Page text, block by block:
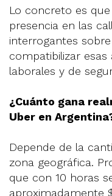
Lo concreto es
presencia en las
interrogantes
compatibilizar
laborales y de
¿Cuánto gana
Uber en
Depende de la
zona geográfica.
que con 10 horas
aproximadamente